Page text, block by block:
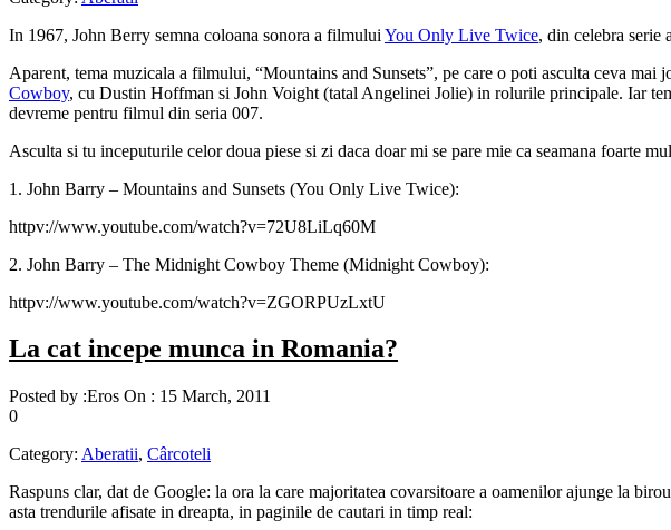
In 1967, John Berry semna coloana sonora a filmului You Only Live Twice, din celebra serie
Aparent, tema muzicala a filmului, “Mountains and Sunsets”, pe care o poti asculta ceva
Cowboy, cu Dustin Hoffman si John Voight (tatal Angelinei Jolie) in rolurile principale. Iar
devreme pentru filmul din seria 007.
Asculta si tu inceputurile celor doua piese si zi daca doar mi se pare mie ca seamana foarte
1. John Barry – Mountains and Sunsets (You Only Live Twice):
httpv://www.youtube.com/watch?v=72U8LiLq60M
2. John Barry – The Midnight Cowboy Theme (Midnight Cowboy):
httpv://www.youtube.com/watch?v=ZGORPUzLxtU
La cat incepe munca in Romania?
Posted by :Eros On : 15 March, 2011
0
Category: Aberatii, Cârcoteli
Raspuns clar, dat de Google: la ora la care majoritatea covarsitoare a oamenilor ajunge la
asta trendurile afisate in dreapta, in paginile de cautari in timp real: